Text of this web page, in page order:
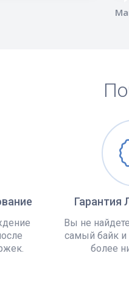
Гарантия
Вы не
самый байк и
более